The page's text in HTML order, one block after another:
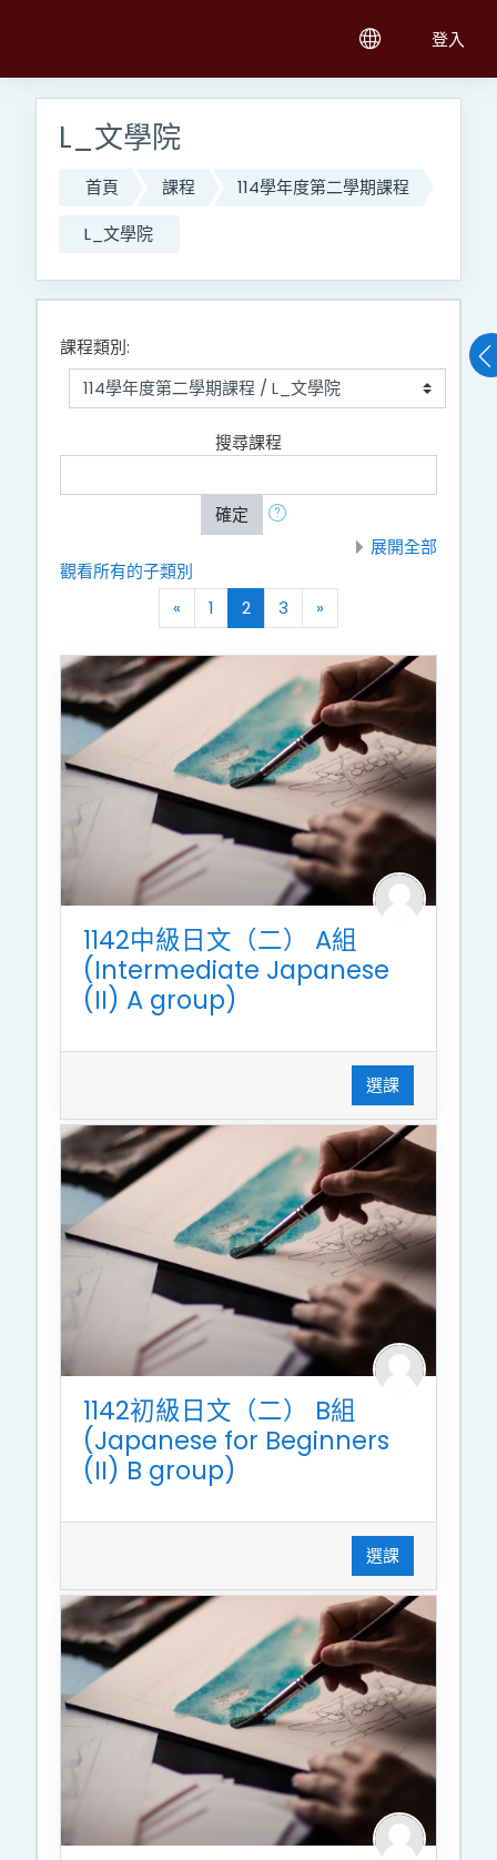
登入
L_文學院
首頁 課程
114學年度第二學期課程
L_文學院
課程類別:
搜尋課程
確定
展開全部
觀看所有的子類別
« 向前1 2 (current)
3 »
1142中級日文（二） A組
(Intermediate Japanese
(II) A group)
選課
1142初級日文（二） B組
(Japanese for Beginners
(II) B group)
選課